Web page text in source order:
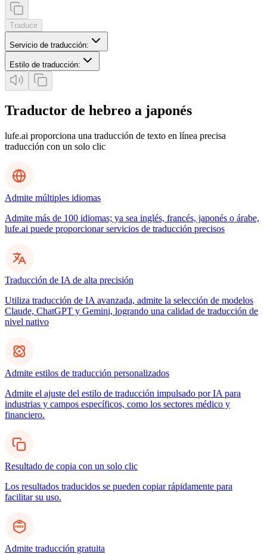
Traducir
Servicio de traducción:
Estilo de traducción:
Traductor de hebreo a japonés
lufe.ai proporciona una traducción de texto en línea precisa
traducción con un solo clic
Admite múltiples idiomas
Admite más de 100 idiomas; ya sea inglés, francés, japonés o árabe,
lufe.ai puede proporcionar servicios de traducción precisos
Traducción de IA de alta precisión
Utiliza traducción de IA avanzada, admite la selección de modelos
Claude, ChatGPT y Gemini, logrando una calidad de traducción de
nivel nativo
Admite estilos de traducción personalizados
Admite el ajuste del estilo de traducción impulsado por IA para
industrias y campos específicos, como los sectores médico y
financiero.
Resultado de copia con un solo clic
Los resultados traducidos se pueden copiar rápidamente para
facilitar su uso.
Admite traducción gratuita